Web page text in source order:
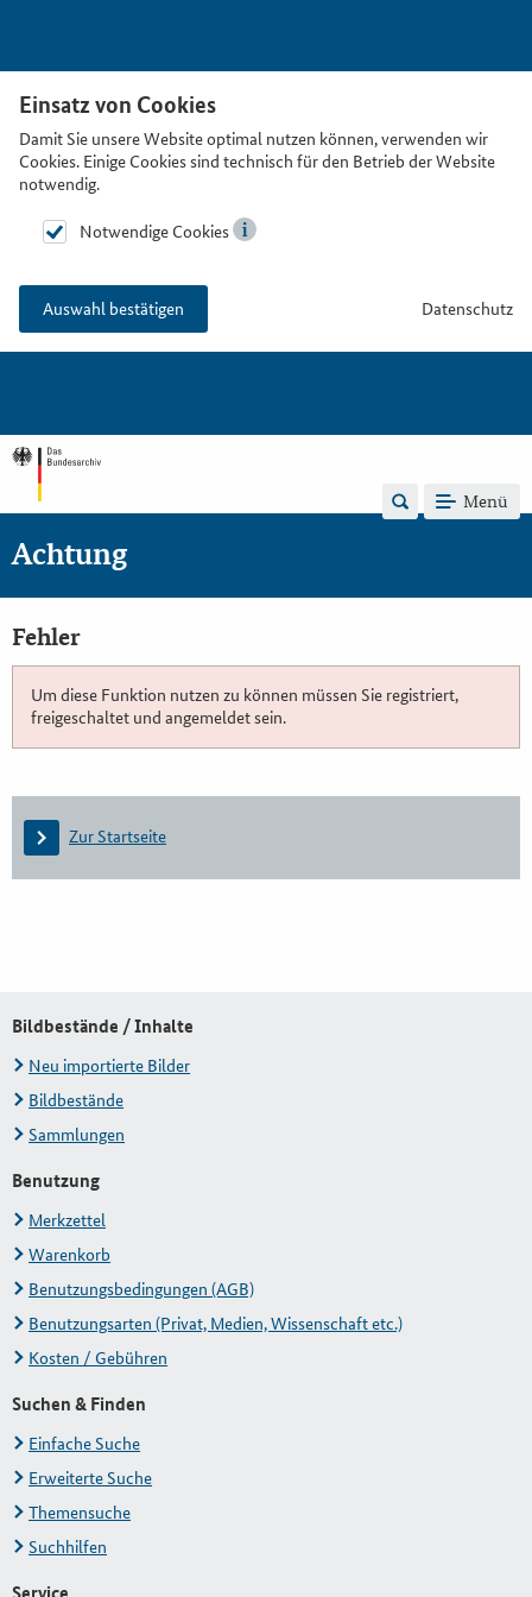
Einsatz von Cookies
Damit Sie unsere Website optimal nutzen können, verwenden wir
Cookies. Einige Cookies sind technisch für den Betrieb der Website
notwendig.
Notwendige Cookies
Auswahl bestätigen Datenschutz
Menü
Achtung
Fehler
Um diese Funktion nutzen zu können müssen Sie registriert,
freigeschaltet und angemeldet sein.
Zur Startseite
Bildbestände / Inhalte
Neu importierte Bilder
Bildbestände
Sammlungen
Benutzung
Merkzettel
Warenkorb
Benutzungsbedingungen (AGB)
Benutzungsarten (Privat, Medien, Wissenschaft etc.)
Kosten / Gebühren
Suchen & Finden
Einfache Suche
Erweiterte Suche
Themensuche
Suchhilfen